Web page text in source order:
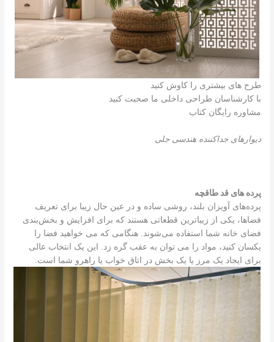
طرح های بیشتری را کاوش کنید
با کارشناسان طراحی داخلی ما صحبت کنید
مشاوره رایگان کتاب
دیوارهای جداکننده هندسی جلی
پرده های قد طاقچه
پرده‌های آویزان بلند، روشی ساده و در عین حال زیبا برای تعریف
فضاها، یکی از زیباترین قطعاتی هستند که برای افزایش و بخش‌بندی
فضای خانه شما استفاده می‌شوند. هنگامی که می خواهید فضا را
یکسان کنید، مواد را می توان به عقب گره زد. این یک انتخاب عالی
برای ایجاد یک مرز یا یک بخش در اتاق خواب یا راهرو شما است.